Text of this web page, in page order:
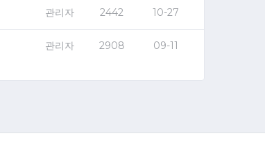
관리자 2442 10-27
관리자 2908 09-11